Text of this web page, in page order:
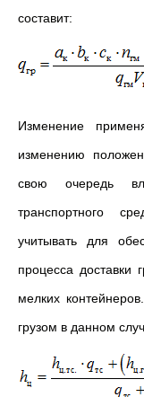
составит:
Изменение
изменению
свою очередь
транспортного
учитывать для
процесса доставки
мелких
грузом в данном